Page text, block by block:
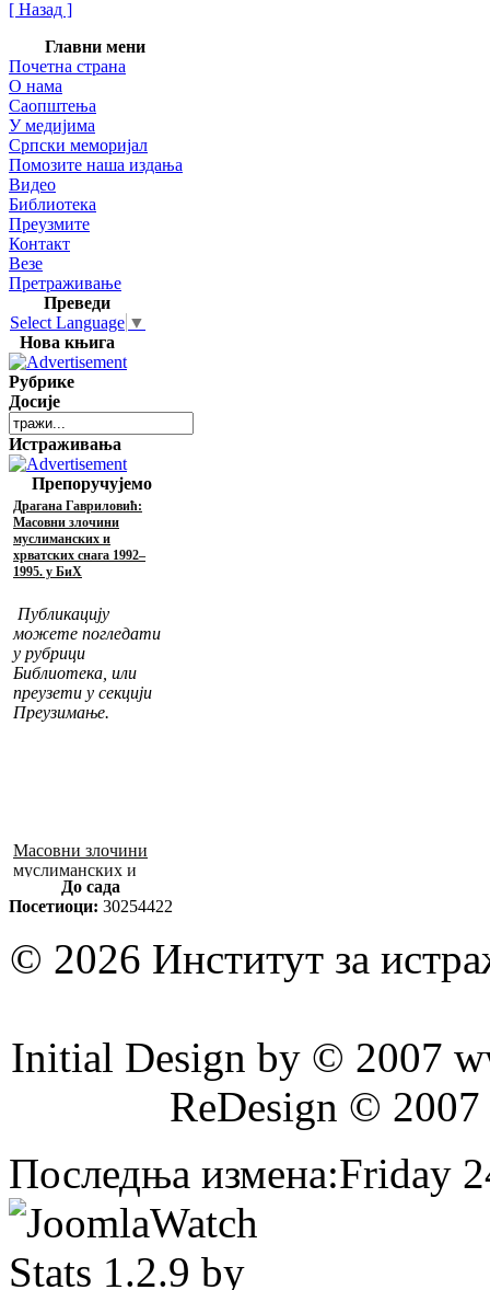
[ Назад ]
Главни мени
Почетна страна
О нама
Саопштења
У медијима
Српски меморијал
Помозите наша издања
Видео
Библиотека
Преузмите
Контакт
Везе
Претраживање
Преведи
Select Language ▼
Нова књига
Рубрике
Досије
Истраживања
Препоручујемо
Драгана Гавриловић:
Масовни злочини
муслиманских и
хрватских снага 1992–
1995. у БиХ
Публикацију
можете погледати
у рубрици
Библиотека, или
преузети у секцији
Преузимање.
Масовни злочини
муслиманских и
хрватских снага
1992–1995. у БиХ
До сада
Посетиоци: 30254422
© 2026 Институт за
Initial Design by © 2007
ReDesign ©
Последња измена:Friday